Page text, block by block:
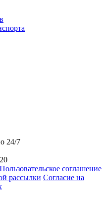
24/7
Пользовательское соглашение
рассылки Согласие на